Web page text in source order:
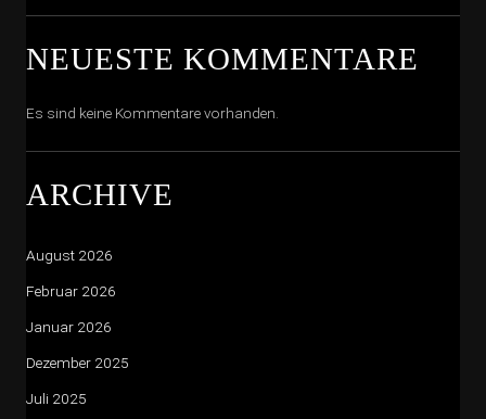
NEUESTE KOMMENTARE
Es sind keine Kommentare vorhanden.
ARCHIVE
August 2026
Februar 2026
Januar 2026
Dezember 2025
Juli 2025